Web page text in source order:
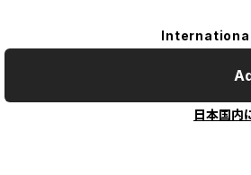
日本国内